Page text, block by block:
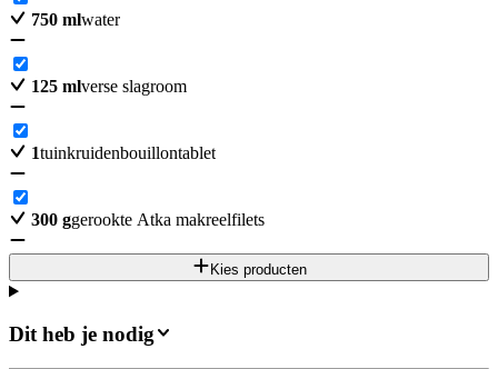
750 mlwater
125 mlverse slagroom
1tuinkruidenbouillontablet
300 ggerookte Atka makreelfilets
Kies producten
Dit heb je nodig